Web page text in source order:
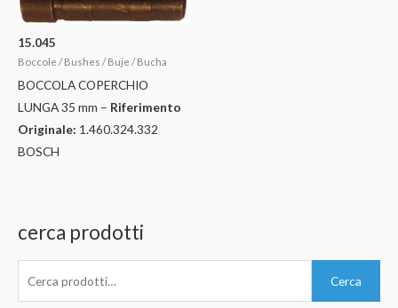
15.045
Boccole / Bushes / Buje / Bucha
BOCCOLA COPERCHIO
LUNGA 35 mm – Riferimento
Originale: 1.460.324.332
BOSCH
cerca prodotti
Cerca